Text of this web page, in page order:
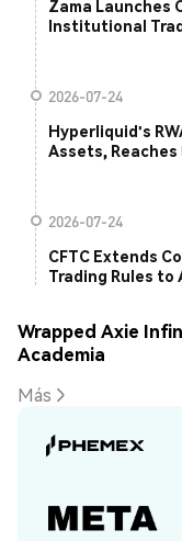
Zama Launches
Institutional
2026-07-24
Hyperliquid's
Assets, Reaches
2026-07-24
CFTC Extends
Trading Rules to
Wrapped Axie
Academia
Más